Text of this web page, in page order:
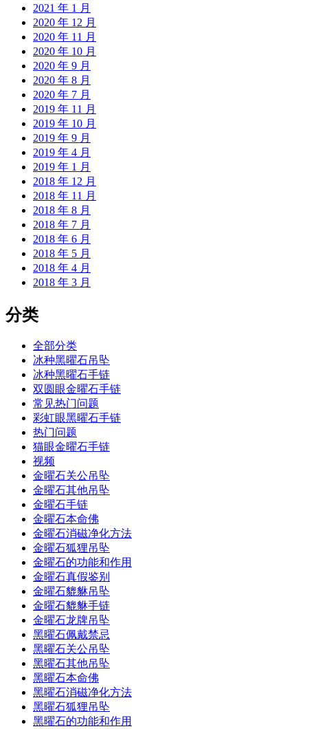
2021 年 1 月
2020 年 12 月
2020 年 11 月
2020 年 10 月
2020 年 9 月
2020 年 8 月
2020 年 7 月
2019 年 11 月
2019 年 10 月
2019 年 9 月
2019 年 4 月
2019 年 1 月
2018 年 12 月
2018 年 11 月
2018 年 8 月
2018 年 7 月
2018 年 6 月
2018 年 5 月
2018 年 4 月
2018 年 3 月
分类
全部分类
冰种黑曜石吊坠
冰种黑曜石手链
双圆眼金曜石手链
常见热门问题
彩虹眼黑曜石手链
热门问题
猫眼金曜石手链
视频
金曜石关公吊坠
金曜石其他吊坠
金曜石手链
金曜石本命佛
金曜石消磁净化方法
金曜石狐狸吊坠
金曜石的功能和作用
金曜石真假鉴别
金曜石貔貅吊坠
金曜石貔貅手链
金曜石龙牌吊坠
黑曜石佩戴禁忌
黑曜石关公吊坠
黑曜石其他吊坠
黑曜石本命佛
黑曜石消磁净化方法
黑曜石狐狸吊坠
黑曜石的功能和作用